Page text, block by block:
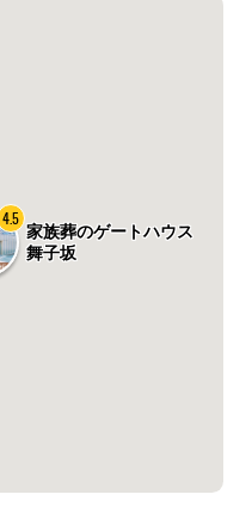
家族葬のゲートハウス
舞子坂
4.5